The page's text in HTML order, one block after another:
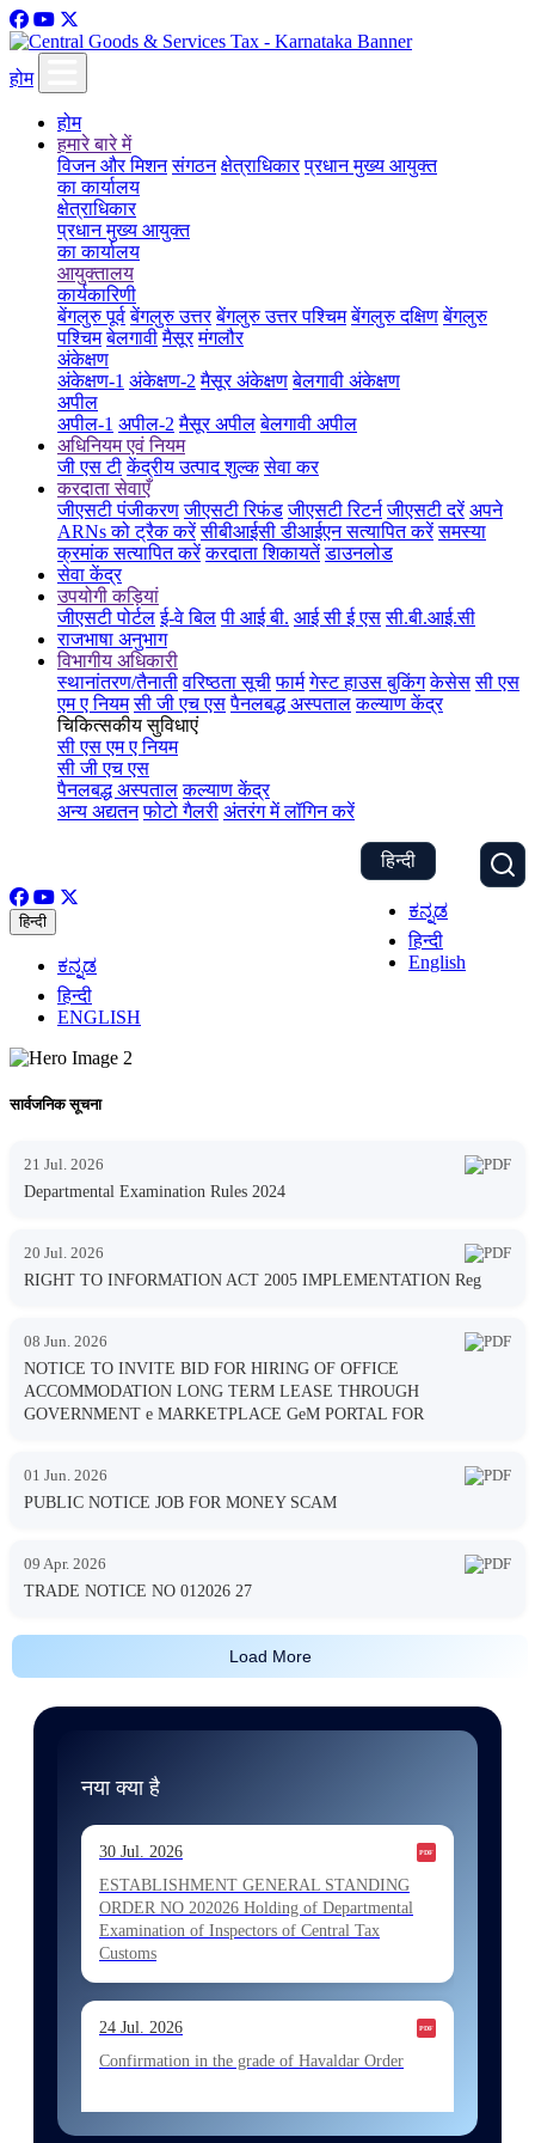
होम
होम
हमारे बारे में
विजन और मिशन संगठन क्षेत्राधिकार प्रधान मुख्य आयुक्त
का कार्यालय
क्षेत्राधिकार
प्रधान मुख्य आयुक्त
का कार्यालय
आयुक्तालय
कार्यकारिणी
बेंगलुरु पूर्व बेंगलुरु उत्तर बेंगलुरु उत्तर पश्चिम बेंगलुरु दक्षिण बेंगलुरु
पश्चिम बेलगावी मैसूर मंगलौर
अंकेक्षण
अंकेक्षण-1 अंकेक्षण-2 मैसूर अंकेक्षण बेलगावी अंकेक्षण
अपील
अपील-1 अपील-2 मैसूर अपील बेलगावी अपील
अधिनियम एवं नियम
जी एस टी केंद्रीय उत्पाद शुल्क सेवा कर
करदाता सेवाएँ
जीएसटी पंजीकरण जीएसटी रिफंड जीएसटी रिटर्न जीएसटी दरें अपने
ARNs को ट्रैक करें सीबीआईसी डीआईएन सत्यापित करें समस्या
क्रमांक सत्यापित करें करदाता शिकायतें डाउनलोड
सेवा केंद्र
उपयोगी कड़ियां
जीएसटी पोर्टल ई-वे बिल पी आई बी. आई सी ई एस सी.बी.आई.सी
राजभाषा अनुभाग
विभागीय अधिकारी
स्थानांतरण/तैनाती वरिष्ठता सूची फार्म गेस्ट हाउस बुकिंग केसेस सी एस
एम ए नियम सी जी एच एस पैनलबद्ध अस्पताल कल्याण केंद्र
चिकित्सकीय सुविधाएं
सी एस एम ए नियम
सी जी एच एस
पैनलबद्ध अस्पताल कल्याण केंद्र
अन्य अद्यतन फोटो गैलरी अंतरंग में लॉगिन करें
हिन्दी
ಕನ್ನಡ
हिन्दी
English
हिन्दी
ಕನ್ನಡ
हिन्दी
ENGLISH
सार्वजनिक सूचना
21 Jul. 2026
Departmental Examination Rules 2024
20 Jul. 2026
RIGHT TO INFORMATION ACT 2005 IMPLEMENTATION Reg
08 Jun. 2026
NOTICE TO INVITE BID FOR HIRING OF OFFICE
ACCOMMODATION LONG TERM LEASE THROUGH
GOVERNMENT e MARKETPLACE GeM PORTAL FOR
01 Jun. 2026
PUBLIC NOTICE JOB FOR MONEY SCAM
09 Apr. 2026
TRADE NOTICE NO 012026 27
Load More
नया क्या है
30 Jul. 2026
ESTABLISHMENT GENERAL STANDING
ORDER NO 202026 Holding of Departmental
Examination of Inspectors of Central Tax
Customs
24 Jul. 2026
Confirmation in the grade of Havaldar Order